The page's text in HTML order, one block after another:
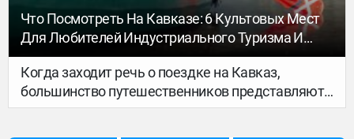
Что Посмотреть На Кавказе: 6 Культовых Мест
Для Любителей Индустриального Туризма И
Эстетики Упадка
Когда заходит речь о поездке на Кавказ,
большинство путешественников представляют
себе величественные заснеженные вершины,